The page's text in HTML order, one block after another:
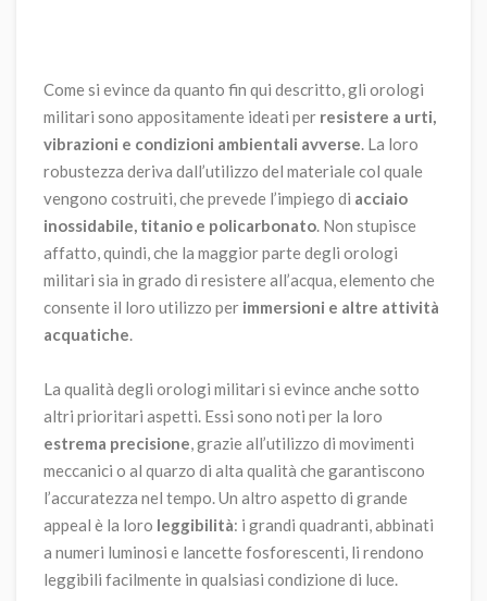
Come si evince da quanto fin qui descritto, gli orologi
militari sono appositamente ideati per resistere a urti,
vibrazioni e condizioni ambientali avverse. La loro
robustezza deriva dall’utilizzo del materiale col quale
vengono costruiti, che prevede l’impiego di acciaio
inossidabile, titanio e policarbonato. Non stupisce
affatto, quindi, che la maggior parte degli orologi
militari sia in grado di resistere all’acqua, elemento che
consente il loro utilizzo per immersioni e altre attività
acquatiche.
La qualità degli orologi militari si evince anche sotto
altri prioritari aspetti. Essi sono noti per la loro
estrema precisione, grazie all’utilizzo di movimenti
meccanici o al quarzo di alta qualità che garantiscono
l’accuratezza nel tempo. Un altro aspetto di grande
appeal è la loro leggibilità: i grandi quadranti, abbinati
a numeri luminosi e lancette fosforescenti, li rendono
leggibili facilmente in qualsiasi condizione di luce.